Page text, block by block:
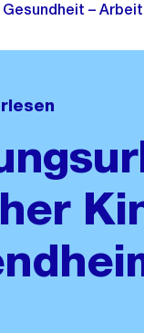
alle Breadcrumbs ein
Gesundheit –